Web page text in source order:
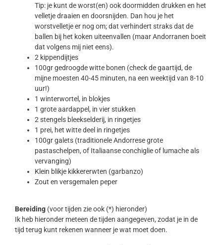
Tip: je kunt de worst(en) ook doormidden drukken en het
velletje draaien en doorsnijden. Dan hou je het
worstvelletje er nog om; dat verhindert straks dat de
ballen bij het koken uiteenvallen (maar Andorranen boeit
dat volgens mij niet eens).
2 kippendijtjes
100gr gedroogde witte bonen (check de gaartijd, de
mijne moesten 40-45 minuten, na een weektijd van 8-10
uur!)
1 winterwortel, in blokjes
1 grote aardappel, in vier stukken
2 stengels bleekselderij, in ringetjes
1 prei, het witte deel in ringetjes
100gr galets (traditionele Andorrese grote
pastaschelpen, of Italiaanse conchiglie of lumache als
vervanging)
Klein blikje kikkererwten (garbanzo)
Zout en versgemalen peper
Bereiding (voor tijden zie ook (*) hieronder)
Ik heb hieronder meteen de tijden aangegeven, zodat je in de
tijd terug kunt rekenen wanneer je wat moet doen.